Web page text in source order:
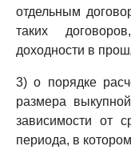
отдельным
таких
доходности в
3) о порядке
размера
зависимости от
периода, в